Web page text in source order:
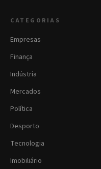
CATEGORIAS
Empresas
Finança
Indústria
Mercados
Política
Desporto
Tecnologia
Imobiliário